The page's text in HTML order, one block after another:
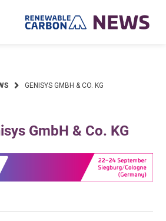
GENISYS GMBH & CO. KG
GmbH & Co. KG